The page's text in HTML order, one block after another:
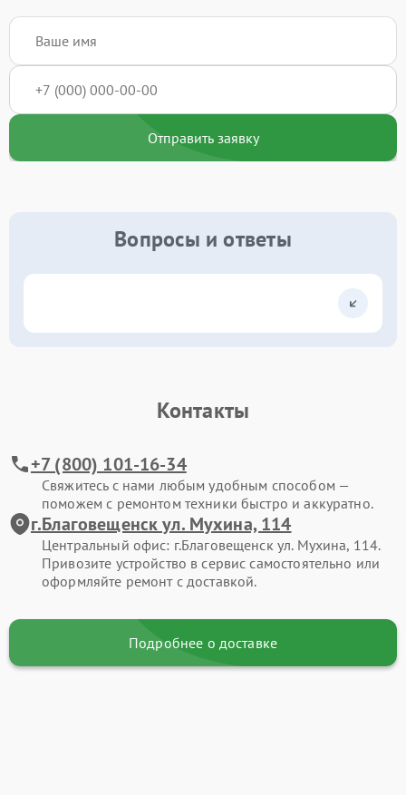
Отправить заявку
Вопросы и ответы
Контакты
+7 (800) 101-16-34
Свяжитесь с нами любым удобным способом —
поможем с ремонтом техники быстро и аккуратно.
г.Благовещенск ул. Мухина, 114
Центральный офис: г.Благовещенск ул. Мухина, 114.
Привозите устройство в сервис самостоятельно или
оформляйте ремонт с доставкой.
Подробнее о доставке